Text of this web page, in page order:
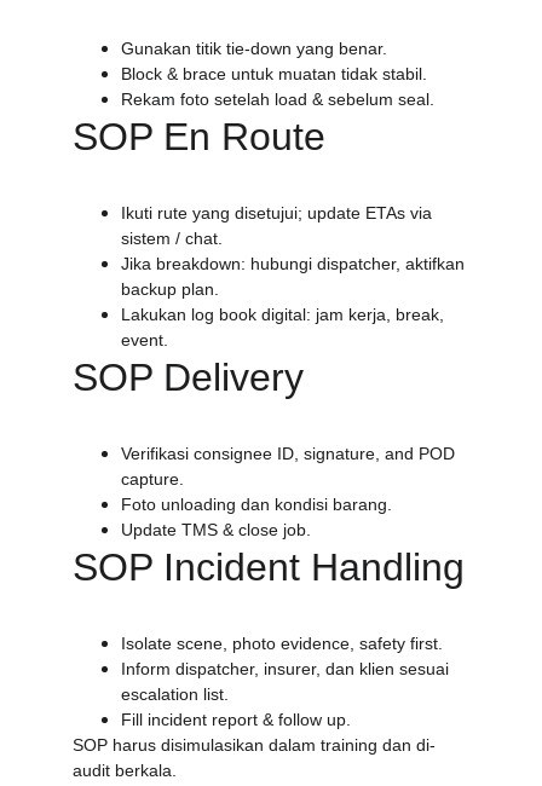
Gunakan titik tie-down yang benar.
Block & brace untuk muatan tidak stabil.
Rekam foto setelah load & sebelum seal.
SOP En Route
Ikuti rute yang disetujui; update ETAs via
sistem / chat.
Jika breakdown: hubungi dispatcher, aktifkan
backup plan.
Lakukan log book digital: jam kerja, break,
event.
SOP Delivery
Verifikasi consignee ID, signature, and POD
capture.
Foto unloading dan kondisi barang.
Update TMS & close job.
SOP Incident Handling
Isolate scene, photo evidence, safety first.
Inform dispatcher, insurer, dan klien sesuai
escalation list.
Fill incident report & follow up.
SOP harus disimulasikan dalam training dan di-
audit berkala.